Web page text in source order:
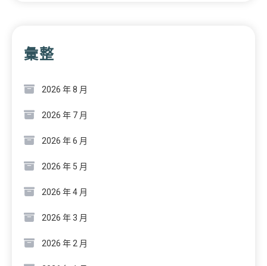
彙整
2026 年 8 月
2026 年 7 月
2026 年 6 月
2026 年 5 月
2026 年 4 月
2026 年 3 月
2026 年 2 月